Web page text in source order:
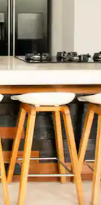
para baixo do teclado